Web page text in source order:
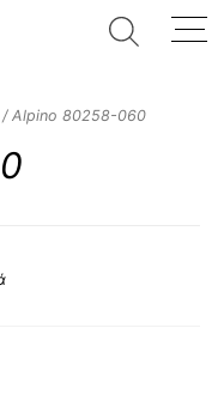
/ Alpino 80258-060